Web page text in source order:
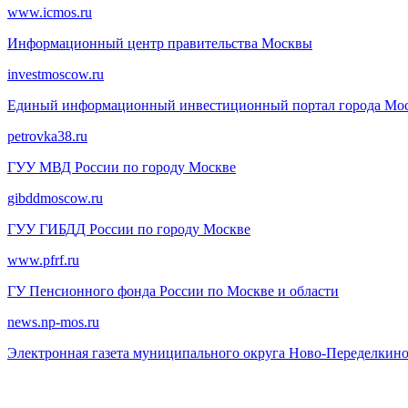
www.icmos.ru
Информационный центр правительства Москвы
investmoscow.ru
Единый информационный инвестиционный портал города
petrovka38.ru
ГУУ МВД России по городу Москве
gibddmoscow.ru
ГУУ ГИБДД России по городу Москве
www.pfrf.ru
ГУ Пенсионного фонда России по Москве и области
news.np-mos.ru
Электронная газета муниципального округа Ново-Переделкино